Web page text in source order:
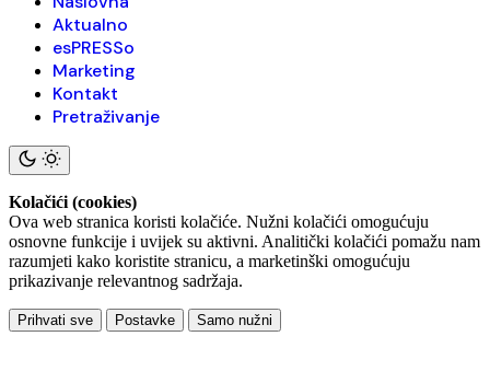
Aktualno
esPRESSo
Marketing
Kontakt
Pretraživanje
Kolačići (cookies)
Ova web stranica koristi kolačiće. Nužni kolačići omogućuju
osnovne funkcije i uvijek su aktivni. Analitički kolačići pomažu nam
razumjeti kako koristite stranicu, a marketinški omogućuju
prikazivanje relevantnog sadržaja.
Prihvati sve Postavke Samo nužni